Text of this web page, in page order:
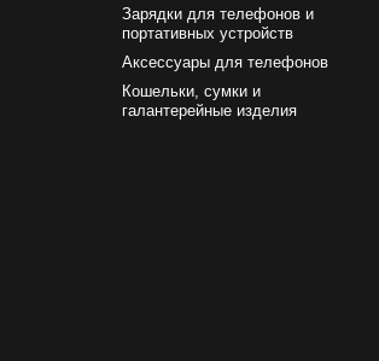
Зарядки для телефонов и
портативных устройств
Аксессуары для телефонов
Кошельки, сумки и
галантерейные изделия